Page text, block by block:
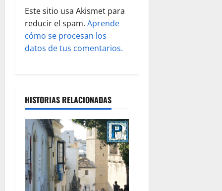
d
a
s
Este sitio usa Akismet para
reducir el spam. Aprende
cómo se procesan los
datos de tus comentarios.
HISTORIAS RELACIONADAS